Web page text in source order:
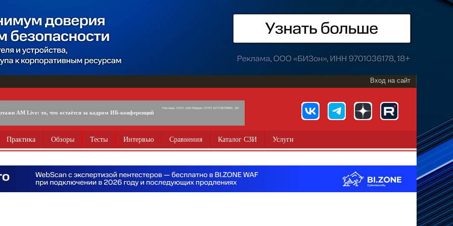
Вход на сайт
AM Live: то, что остаётся за кадром ИБ-конференций
Реклама. ООО «АМ Медиа» ОГРН 1077746725891, 18+
Практика Обзоры Тесты Интервью Сравнения Каталог СЗИ Услуги